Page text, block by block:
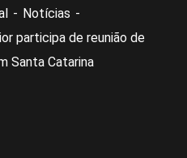
Notícias
participa de reunião de
Santa Catarina